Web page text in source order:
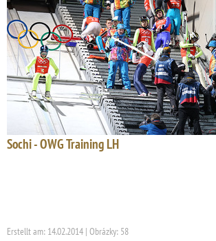
Sochi - OWG Training LH
Erstellt am: 14.02.2014 | Obrázky: 58